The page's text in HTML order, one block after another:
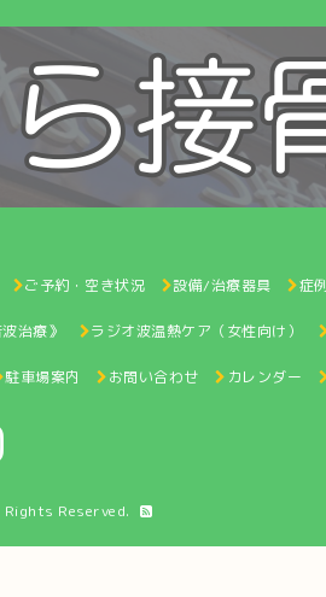
ご予約・空き状況 設備/治療器具 症
治療》 ラジオ波温熱ケア（女性向け）
駐車場案内 お問い合わせ カレンダー
Rights Reserved.